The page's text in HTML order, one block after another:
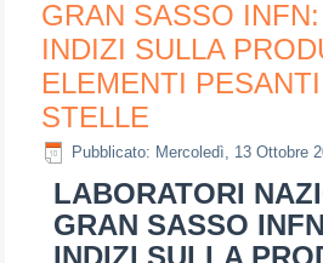
GRAN SASSO
INDIZI SULLA
ELEMENTI
STELLE
Pubblicato: Mercoledì, 13 Ottobre
LABORATORI
GRAN SASSO